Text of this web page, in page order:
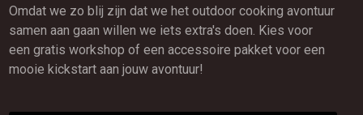
Omdat we zo blij zijn dat we het outdoor cooking avontuur
samen aan gaan willen we iets extra's doen. Kies voor
een gratis workshop of een accessoire pakket voor een
mooie kickstart aan jouw avontuur!